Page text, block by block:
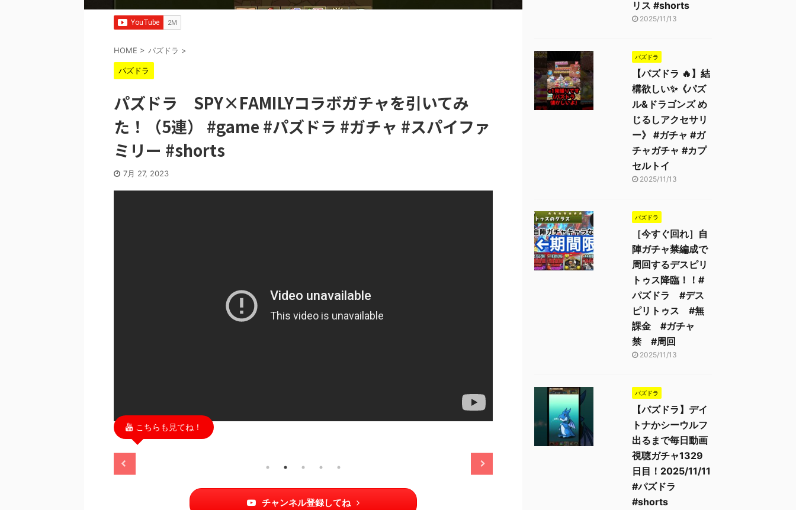
HOME > パズドラ >
パズドラ
パズドラ SPY×FAMILYコラボガチャを引いてみ
た！（5連） #game #パズドラ #ガチャ #スパイファ
ミリー #shorts
7月 27, 2023
こちらも見てね！
2025/11/13 2025/11/13 2025/11/13
チャンネル登録してね
リス #shorts
2025/11/13
パズドラ
【パズドラ 🔥】結
構欲しい✨《パズ
ル&ドラゴンズ め
じるしアクセサリ
ー》 #ガチャ #ガ
チャガチャ #カプ
セルトイ
2025/11/13
パズドラ
［今すぐ回れ］自
陣ガチャ禁編成で
周回するデスピリ
トゥス降臨！！#
パズドラ #デス
ピリトゥス #無
課金 #ガチャ
禁 #周回
2025/11/13
パズドラ
【パズドラ】デイ
トナかシーウルフ
出るまで毎日動画
視聴ガチャ1329
日目！2025/11/11
#パズドラ
#shorts